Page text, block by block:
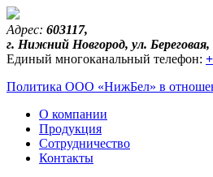
Адрес: 603117,
г. Нижний Новгород, ул. Береговая,
Единый многоканальный телефон:
Политика ООО «НижБел» в
О компании
Продукция
Сотрудничество
Контакты